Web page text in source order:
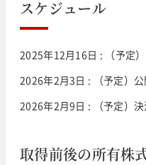
スケジュール
2025年12月16日 : （予定
2026年2月3日 : （予定）
2026年2月9日 : （予定）
取得前後の所有株